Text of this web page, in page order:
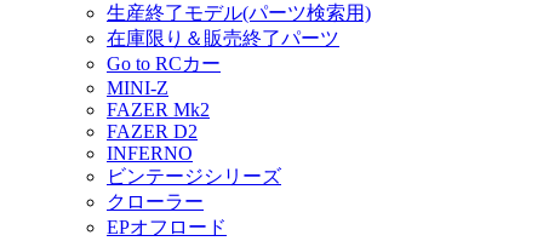
生産終了モデル(パーツ検索用)
在庫限り＆販売終了パーツ
Go to RCカー
MINI-Z
FAZER Mk2
FAZER D2
INFERNO
ビンテージシリーズ
クローラー
EPオフロード